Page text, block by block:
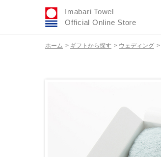
Imabari Towel
Official Online Store
ホーム > ギフトから探す > ウェディング >